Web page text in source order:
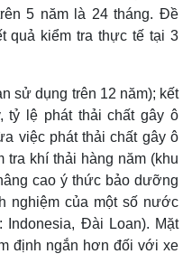
5 năm là 24 tháng. Đề
quả kiểm tra thực tế tại 3
sử dụng trên 12 năm); kết
tỷ lệ phát thải chất gây ô
việc phát thải chất gây ô
tra khí thải hàng năm (khu
cao ý thức bảo dưỡng
nghiệm của một số nước
Đài Loan). Mặt
định ngắn hơn đối với xe